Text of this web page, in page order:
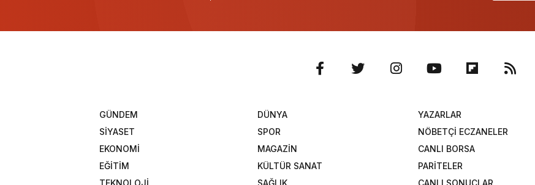
GÜNDEM
DÜNYA
SİYASET
SPOR
EKONOMİ
MAGAZİN
EĞİTİM
KÜLTÜR SANAT
YAZARLAR
NÖBETÇİ ECZANELER
CANLI BORSA
PARİTELER